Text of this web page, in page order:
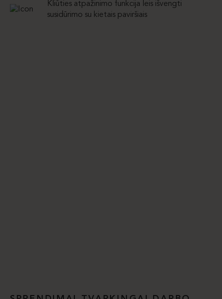
Kliūties atpažinimo funkcija leis išvengti
susidūrimo su kietais paviršiais